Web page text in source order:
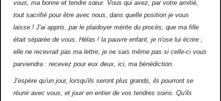
vous, ma bonne et tendre sœur. Vous qui avez, par votre amitié,
tout sacrifié pour être avec nous, dans quelle position je vous
laisse ! J'ai appris, par le plaidoyer mérite du procès, que ma fille
était séparée de vous. Hélas ! la pauvre enfant, je n'ose lui écrire ;
elle ne recevrait pas ma lettre; je ne sais même pas si celle-ci vous
parviendra : recevez pour eux deux, ici, ma bénédiction.
J'espère qu'un jour, lorsqu'ils seront plus grands, ils pourront se
réunir avec vous, et jouir en entier de vos tendres soins. Qu'ils